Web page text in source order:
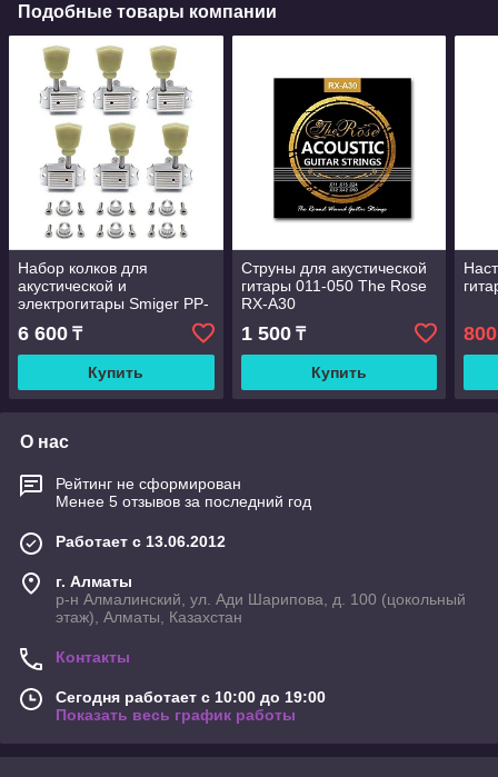
Подобные товары компании
Набор колков для
акустической и
электрогитары Smiger PP-
6 600 ₸
Купить
Струны для акустической
гитары 011-050 The Rose
RX-A30
1 500₸
Купить
800
О нас
Рейтинг не сформирован
Менее 5 отзывов за последний год
Работает с 13.06.2012
г. Алматы
р-н Алмалинский, ул. Ади Шарипова, д. 100 (цокольный
этаж), Алматы, Казахстан
Контакты
Сегодня работает с 10:00 до 19:00
Показать весь график работы